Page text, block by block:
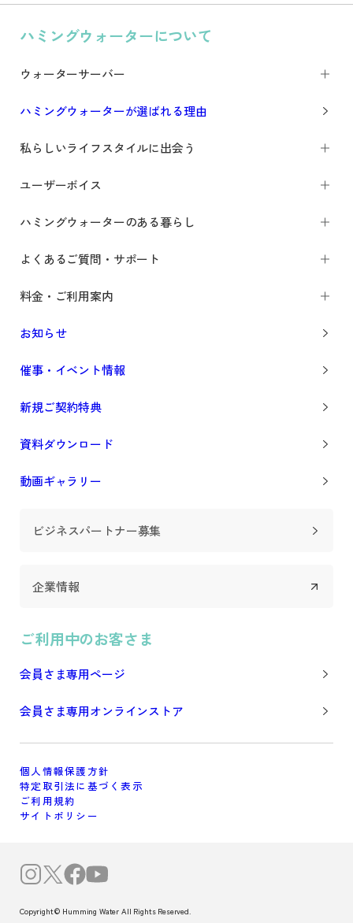
ハミングウォーターについて
ウォーターサーバー
ハミングウォーターが選ばれる理由
私らしいライフスタイルに出会う
ユーザーボイス
ハミングウォーターのある暮らし
よくあるご質問・サポート
料金・ご利用案内
お知らせ
催事・イベント情報
新規ご契約特典
資料ダウンロード
動画ギャラリー
ビジネスパートナー募集
企業情報
ご利用中のお客さま
会員さま専用ページ
会員さま専用オンラインストア
個人情報保護方針
特定取引法に基づく表示
ご利用規約
サイトポリシー
Copyright© Humming Water All Rights Reserved.